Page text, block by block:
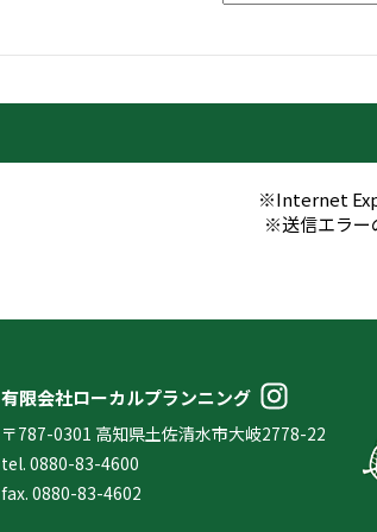
※Internet
※送信エラー
有限会社ローカルプランニング
〒787-0301 高知県土佐清水市大岐2778-22
tel. 0880-83-4600
fax. 0880-83-4602